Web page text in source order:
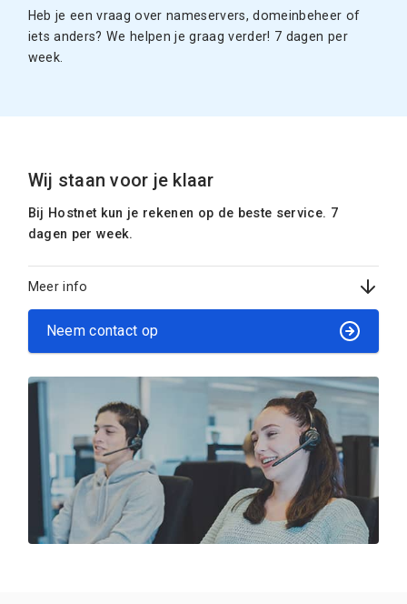
Heb je een vraag over nameservers, domeinbeheer of
iets anders? We helpen je graag verder! 7 dagen per
week.
Wij staan voor je klaar
Bij Hostnet kun je rekenen op de beste service. 7
dagen per week.
Meer info
Neem contact op